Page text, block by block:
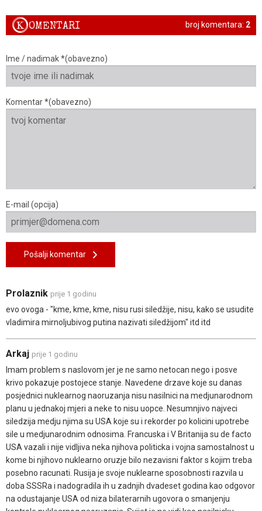
broj komentara: 2
KOMENTARI
Ime / nadimak *(obavezno)
Komentar *(obavezno)
E-mail (opcija)
Pošalji komentar
Prolaznik prije 1 godinu
evo ovoga - "kme, kme, kme, nisu rusi siledžije, nisu, kako se usudite
vladimira mirnoljubivog putina nazivati siledžijom" itd itd
Arkaj prije 1 godinu
Imam problem s naslovom jer je ne samo netocan nego i posve
krivo pokazuje postojece stanje. Navedene drzave koje su danas
posjednici nuklearnog naoruzanja nisu nasilnici na medjunarodnom
planu u jednakoj mjeri a neke to nisu uopce. Nesumnjivo najveci
siledzija medju njima su USA koje su i rekorder po kolicini upotrebe
sile u medjunarodnim odnosima. Francuska i V Britanija su de facto
USA vazali i nije vidljiva neka njihova politicka i vojna samostalnost u
kome bi njihovo nuklearno oruzje bilo nezavisni faktor s kojim treba
posebno racunati. Rusija je svoje nuklearne sposobnosti razvila u
doba SSSRa i nadogradila ih u zadnjih dvadeset godina kao odgovor
na odustajanje USA od niza bilaterarnih ugovora o smanjenju